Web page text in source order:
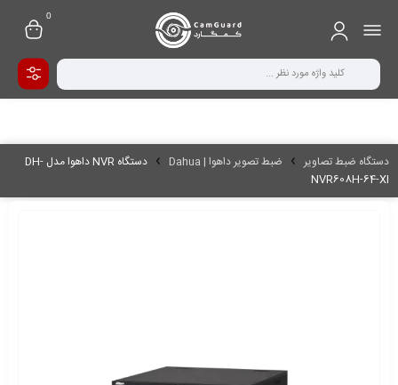
0
دستگاه ضبط تصاویر ضبط تصویر داهوا | Dahua
دستگاه NVR داهوا مدل DH-
NVR608H-64-XI